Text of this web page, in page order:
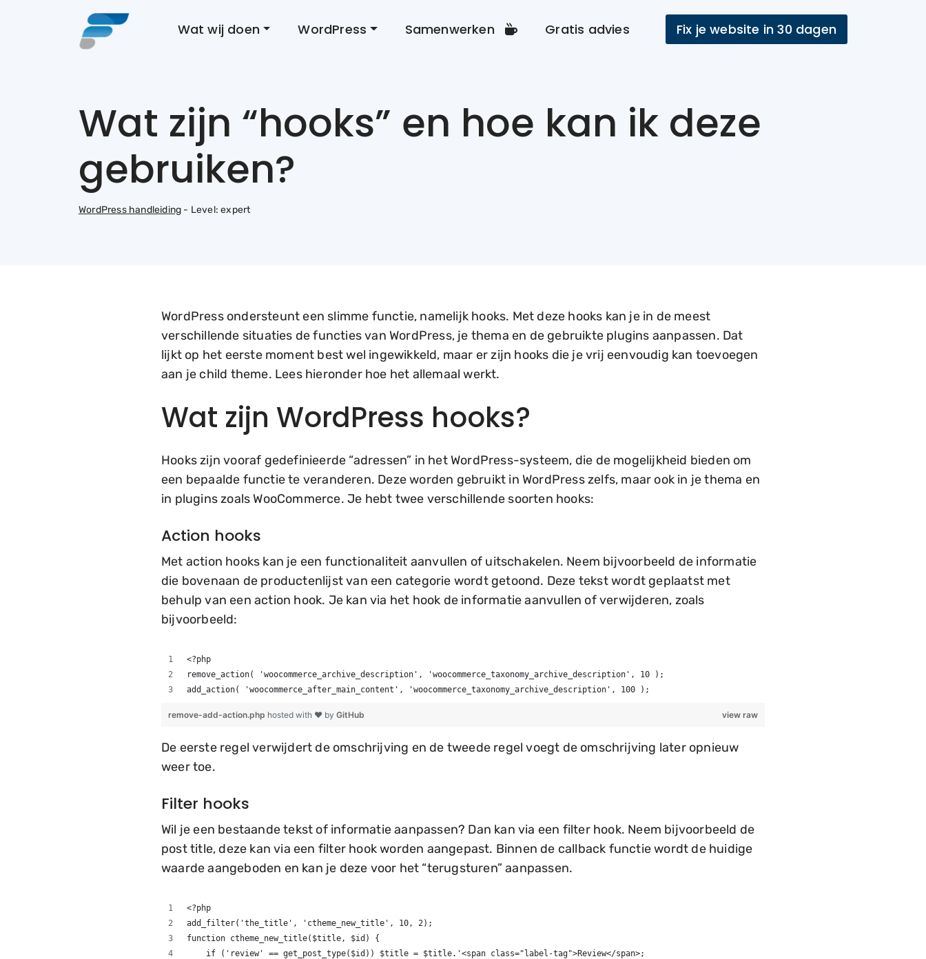
Wat wij doen WordPress Samenwerken Gratis advies Fix je website in 30 dagen
Wat zijn “hooks” en hoe kan ik deze
gebruiken?
WordPress handleiding - Level: expert
WordPress ondersteunt een slimme functie, namelijk hooks. Met deze hooks kan je in de meest
verschillende situaties de functies van WordPress, je thema en de gebruikte plugins aanpassen. Dat
lijkt op het eerste moment best wel ingewikkeld, maar er zijn hooks die je vrij eenvoudig kan toevoegen
aan je child theme. Lees hieronder hoe het allemaal werkt.
Wat zijn WordPress hooks?
Hooks zijn vooraf gedefinieerde “adressen” in het WordPress-systeem, die de mogelijkheid bieden om
een bepaalde functie te veranderen. Deze worden gebruikt in WordPress zelfs, maar ook in je thema en
in plugins zoals WooCommerce. Je hebt twee verschillende soorten hooks:
Action hooks
Met action hooks kan je een functionaliteit aanvullen of uitschakelen. Neem bijvoorbeeld de informatie
die bovenaan de productenlijst van een categorie wordt getoond. Deze tekst wordt geplaatst met
behulp van een action hook. Je kan via het hook de informatie aanvullen of verwijderen, zoals
bijvoorbeeld:
<?php
remove_action( 'woocommerce_archive_description', 'woocommerce_taxonomy_archive_description', 10 );
add_action( 'woocommerce_after_main_content', 'woocommerce_taxonomy_archive_description', 100 );
view raw
remove-add-action.php hosted with ❤ by GitHub
De eerste regel verwijdert de omschrijving en de tweede regel voegt de omschrijving later opnieuw
weer toe.
Filter hooks
Wil je een bestaande tekst of informatie aanpassen? Dan kan via een filter hook. Neem bijvoorbeeld de
post title, deze kan via een filter hook worden aangepast. Binnen de callback functie wordt de huidige
waarde aangeboden en kan je deze voor het “terugsturen” aanpassen.
<?php
add_filter('the_title', 'ctheme_new_title', 10, 2);
function ctheme_new_title($title, $id) {
    if ('review' == get_post_type($id)) $title = $title.'<span class="label-tag">Review</span>;